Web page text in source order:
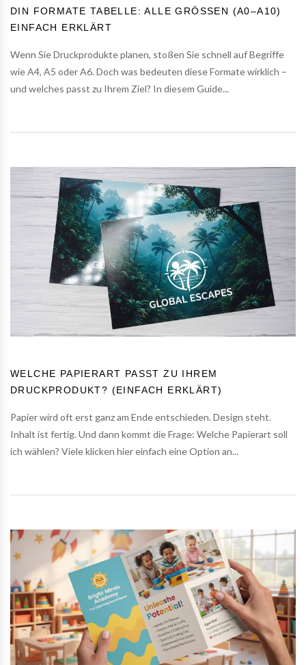
DIN FORMATE TABELLE: ALLE GRÖSSEN (A0–A10) E
INFACH ERKLÄRT
Wenn Sie Druckprodukte planen, stoßen Sie schnell auf Begriffe
wie A4, A5 oder A6. Doch was bedeuten diese Formate wirklich –
und welches passt zu Ihrem Ziel? In diesem Guide...
WELCHE PAPIERART PASST ZU IHREM
DRUCKPRODUKT? (EINFACH ERKLÄRT)
Papier wird oft erst ganz am Ende entschieden. Design steht.
Inhalt ist fertig. Und dann kommt die Frage: Welche Papierart soll
ich wählen? Viele klicken hier einfach eine Option an...